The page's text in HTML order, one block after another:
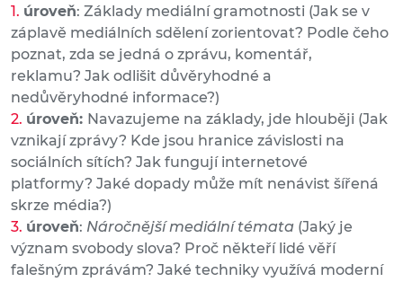
úroveň: Základy mediální gramotnosti (Jak se v
záplavě mediálních sdělení zorientovat? Podle čeho
poznat, zda se jedná o zprávu, komentář,
reklamu? Jak odlišit důvěryhodné a
nedůvěryhodné informace?)
úroveň: Navazujeme na základy, jde hlouběji (Jak
vznikají zprávy? Kde jsou hranice závislosti na
sociálních sítích? Jak fungují internetové
platformy? Jaké dopady může mít nenávist šířená
skrze média?)
úroveň: Náročnější mediální témata (Jaký je
význam svobody slova? Proč někteří lidé věří
falešným zprávám? Jaké techniky využívá moderní